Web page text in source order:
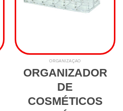
ORGANIZAÇÃO
ORGANIZADOR
DE
COSMÉTICOS